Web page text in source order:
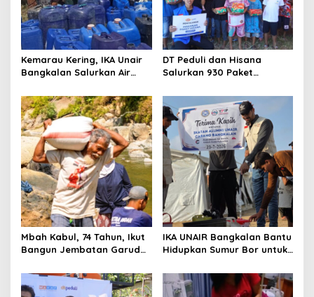
Kemarau Kering, IKA Unair
Bangkalan Salurkan Air
DT Peduli dan Hisana
Salurkan 930 Paket
Kebakaran Tallo
Mbah Kabul, 74 Tahun, Ikut
Bangun Jembatan Garuda
IKA UNAIR Bangkalan Bantu
Hidupkan Sumur Bor untuk